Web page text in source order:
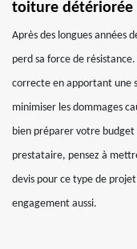
toiture détériorée
Après des longues années
perd sa force de
correcte en apportant une
minimiser les dommages
bien préparer votre
prestataire, pensez à
devis pour ce type de
engagement aussi.